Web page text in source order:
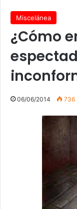
Miscelánea
¿Cómo
06/06/2014 736